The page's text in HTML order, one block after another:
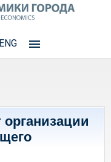
ENG